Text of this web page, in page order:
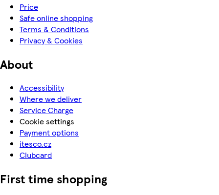
Price
Safe online shopping
Terms & Conditions
Privacy & Cookies
About
Accessibility
Where we deliver
Service Charge
Cookie settings
Payment options
itesco.cz
Clubcard
First time shopping